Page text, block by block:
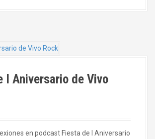
I Aniversario de Vivo
en podcast Fiesta de I Aniversario